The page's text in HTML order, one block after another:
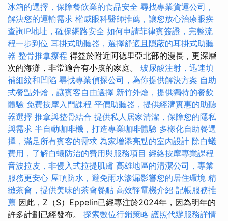
冰箱的選擇，保障餐飲業的食品安全 尋找專業貨運公司，
解決您的運輸需求 權威眼科醫師推薦，讓您放心治療眼疾
查詢IP地址，確保網路安全 如何申請菲律賓簽證，完整流
程一步到位 耳掛式助聽器，選擇舒適且隱蔽的耳掛式助聽
器 整骨推拿療程 得益於附近阿德里亞北部的漫長，更深層
次的海灘，非常適合有小孩的家庭。 玻尿酸注射，迅速填
補細紋和凹陷 尋找專業偵探公司，為你提供解決方案 自助
式餐點外燴，讓賓客自由選擇 新竹外燴，提供獨特的餐飲
體驗 免費按摩入門課程 平價助聽器，提供經濟實惠的助聽
器選擇 推拿與整骨結合 提供私人居家清潔，保障您的隱私
與需求 半自動咖啡機，打造專業咖啡體驗 多樣化自助餐選
擇，滿足所有賓客的需求 為家增添亮點的室內設計 除白蟻
費用，了解白蟻防治的費用與服務項目 經絡按摩專業課程
音波拉皮，非侵入式拉提肌膚 高雄地區的清潔公司，專業
服務更安心 屋頂防水，避免雨水滲漏影響您的居住環境 精
緻茶會，提供美味的茶會餐點 高效靜電機介紹 記帳服務推
薦 因此，Z（S）Eppelin已經專注於2024年，因為明年的
許多計劃已經發布。 探索數位行銷策略 護照代辦服務詳情